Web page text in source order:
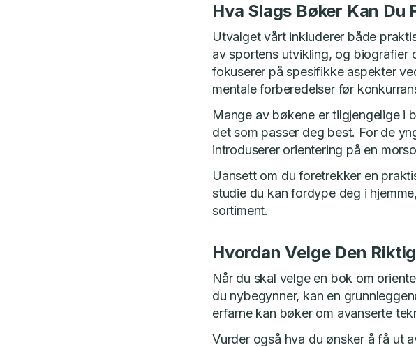
Hva Slags Bøker Kan Du
Utvalget vårt inkluderer både
av sportens utvikling, og biografier
fokuserer på spesifikke aspekter
mentale forberedelser før
Mange av bøkene er tilgjengelige i
det som passer deg best. For de
introduserer orientering på en
Uansett om du foretrekker en
studie du kan fordype deg i
sortiment.
Hvordan Velge Den
Når du skal velge en bok om
du nybegynner, kan en
erfarne kan bøker om avanserte
Vurder også hva du ønsker å få ut